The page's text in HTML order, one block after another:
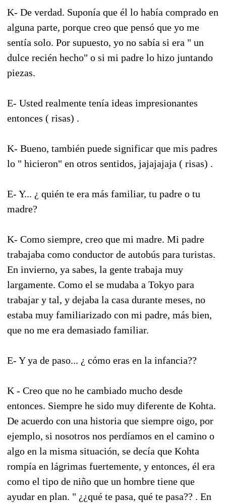
K- De verdad. Suponía que él lo había comprado en
alguna parte, porque creo que pensó que yo me
sentía solo. Por supuesto, yo no sabía si era " un
dulce recién hecho" o si mi padre lo hizo juntando
piezas.
E- Usted realmente tenía ideas impresionantes
entonces ( risas) .
K- Bueno, también puede significar que mis padres
lo " hicieron" en otros sentidos, jajajajaja ( risas) .
E- Y... ¿ quién te era más familiar, tu padre o tu
madre?
K- Como siempre, creo que mi madre. Mi padre
trabajaba como conductor de autobús para turistas.
En invierno, ya sabes, la gente trabaja muy
largamente. Como el se mudaba a Tokyo para
trabajar y tal, y dejaba la casa durante meses, no
estaba muy familiarizado con mi padre, más bien,
que no me era demasiado familiar.
E- Y ya de paso... ¿ cómo eras en la infancia??
K - Creo que no he cambiado mucho desde
entonces. Siempre he sido muy diferente de Kohta.
De acuerdo con una historia que siempre oigo, por
ejemplo, si nosotros nos perdíamos en el camino o
algo en la misma situación, se decía que Kohta
rompía en lágrimas fuertemente, y entonces, él era
como el tipo de niño que un hombre tiene que
ayudar en plan. " ¿¿qué te pasa, qué te pasa?? . En